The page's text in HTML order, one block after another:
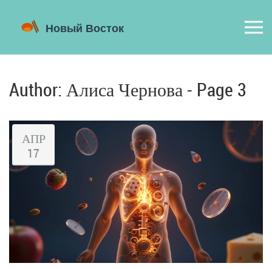
Author: Алиса Чернова - Page 3
АПР
17